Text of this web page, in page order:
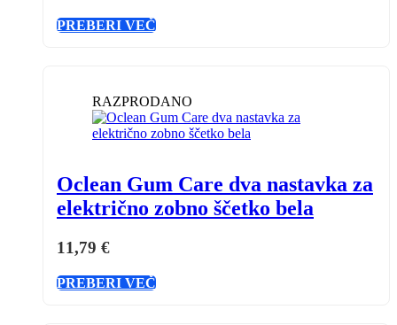
PREBERI VEČ
RAZPRODANO
Oclean Gum Care dva nastavka za
električno zobno ščetko bela
11,79 €
PREBERI VEČ